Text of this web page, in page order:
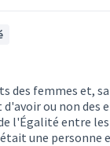
des femmes et,
ou non des
l'Égalité entre
une personne